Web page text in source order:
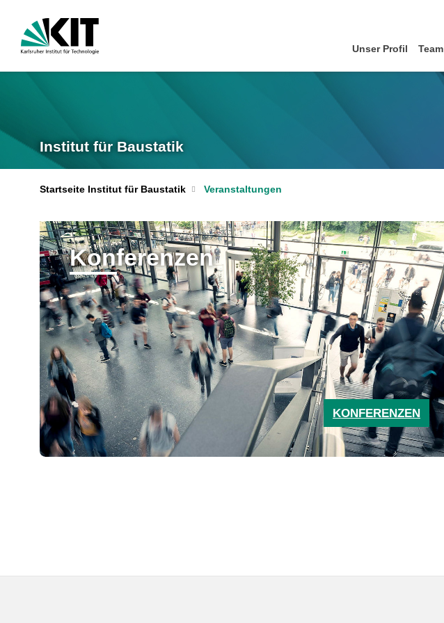
Unser Profil Team
Institut für Baustatik
Startseite Institut für Baustatik Veranstaltungen
Konferenzen
KONFERENZEN